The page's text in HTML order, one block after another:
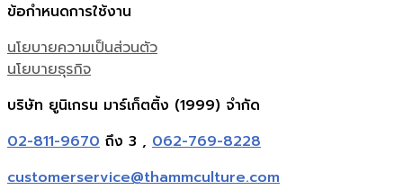
ข้อกำหนดการใช้งาน
นโยบายความเป็นส่วนตัว
นโยบายธุรกิจ
บริษัท ยูนิเกรน มาร์เก็ตติ้ง (1999) จำกัด
02-811-9670 ถึง 3 , 062-769-8228
customerservice@thammculture.com